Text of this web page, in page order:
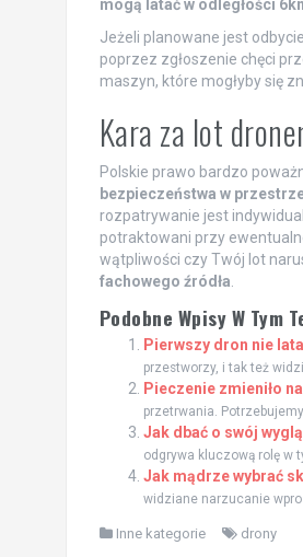
mogą latać w odległości
Jeżeli planowane jest
poprzez zgłoszenie chęci
maszyn, które mogłyby się
Kara za lot
Polskie prawo bardzo
bezpieczeństwa w
rozpatrywanie jest
potraktowani przy
wątpliwości czy Twój lot
fachowego źródła.
Podobne Wpisy W Tym
Pierwszy dron nie
przestworzy, i tak też
Pieczenie zmieniło
przetrwania.
Jak dbać o swój
odgrywa kluczową rolę w
Jak mądrze wybrać
widziane narzucanie
Inne kategorie drony